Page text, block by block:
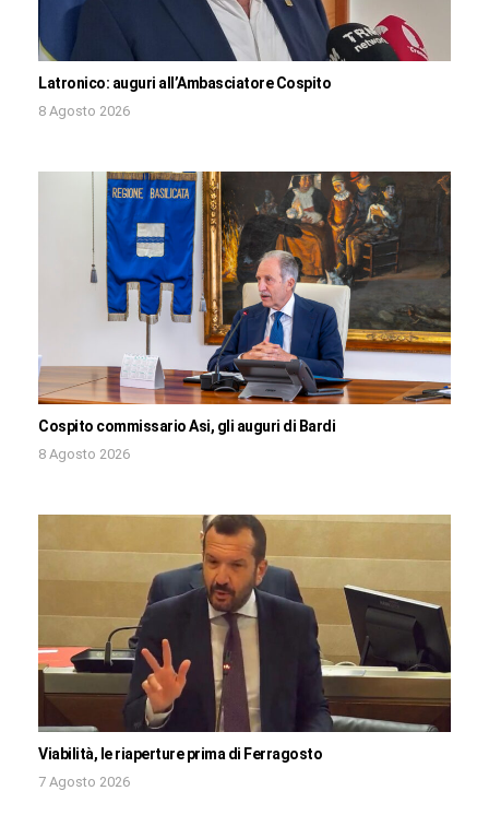
Latronico: auguri all’Ambasciatore Cospito
8 Agosto 2026
Cospito commissario Asi, gli auguri di Bardi
8 Agosto 2026
Viabilità, le riaperture prima di Ferragosto
7 Agosto 2026